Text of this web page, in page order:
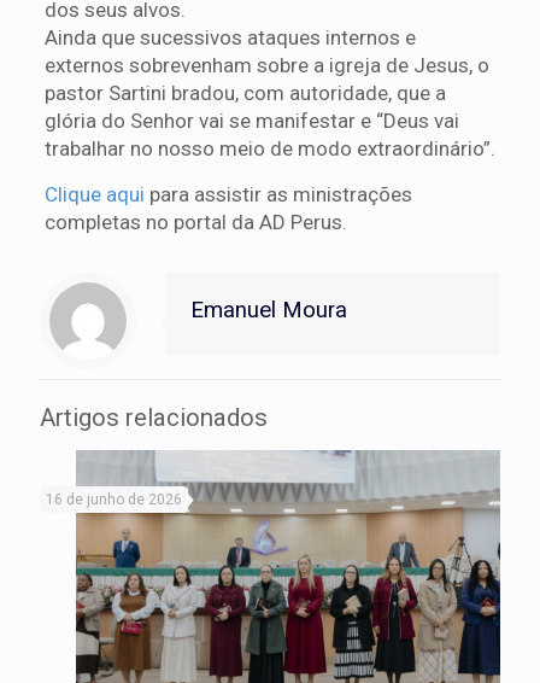
dos seus alvos.
Ainda que sucessivos ataques internos e
externos sobrevenham sobre a igreja de Jesus, o
pastor Sartini bradou, com autoridade, que a
glória do Senhor vai se manifestar e “Deus vai
trabalhar no nosso meio de modo extraordinário”.
Clique aqui para assistir as ministrações
completas no portal da AD Perus.
Emanuel Moura
Artigos relacionados
16 de junho de 2026